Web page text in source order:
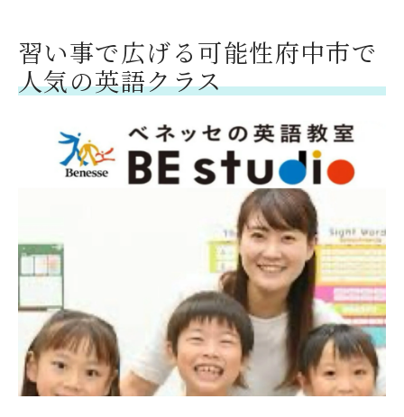
習い事で広げる可能性府中市で
人気の英語クラス